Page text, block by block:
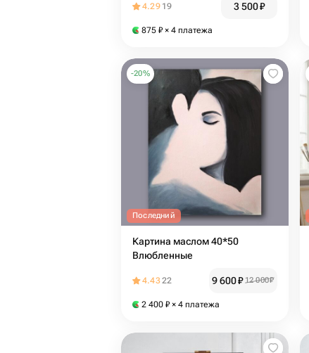
4.29 19 3 500₽
875 ₽ × 4 платежа
-20%
Последний
Картина маслом 40*50
Влюбленные
4.4322 9 600₽ 12 000₽
2 400 ₽ × 4 платежа